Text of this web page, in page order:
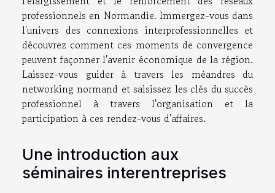
professionnels en Normandie. Immergez-vous dans
l'univers des connexions interprofessionnelles et
découvrez comment ces moments de convergence
peuvent façonner l'avenir économique de la région.
Laissez-vous guider à travers les méandres du
networking normand et saisissez les clés du succès
professionnel à travers l'organisation et la
participation à ces rendez-vous d'affaires.
Une introduction aux
séminaires interentreprises